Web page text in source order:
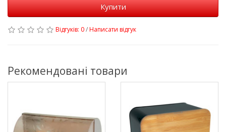
Купити
Відгуків: 0/Написати відгук
Рекомендовані товари